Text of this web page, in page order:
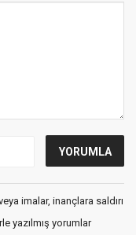
imalar, inançlara saldırı
yazılmış yorumlar